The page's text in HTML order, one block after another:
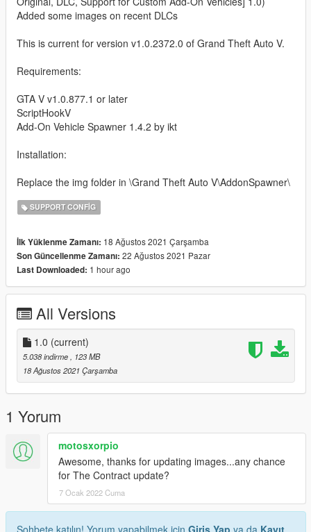
Added some images on recent DLCs
This is current for version v1.0.2372.0 of Grand Theft Auto V.
Requirements:
GTA V v1.0.877.1 or later
ScriptHookV
Add-On Vehicle Spawner 1.4.2 by ikt
Installation:
Replace the img folder in \Grand Theft Auto V\AddonSpawner\
SUPPORT CONFIG
İlk Yüklenme Zamanı: 18 Ağustos 2021 Çarşamba
Son Güncellenme Zamanı: 22 Ağustos 2021 Pazar
Last Downloaded: 1 hour ago
All Versions
1.0 (current)
5.038 indirme
, 123 MB
18 Ağustos 2021 Çarşamba
1 Yorum
motosxorpio
Awesome, thanks for updating images...any chance
for The Contract update?
7 Ocak 2022 Cuma
Sohbete katılın! Yorum yapabilmek için Giriş Yap ya da Kayıt